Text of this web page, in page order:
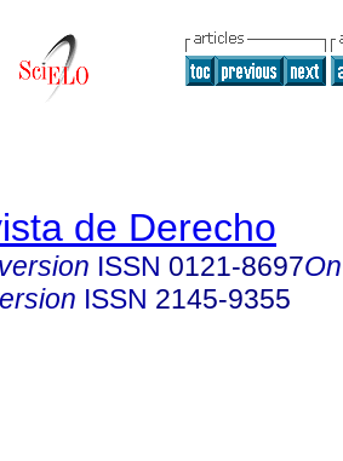
de Derecho
ISSN 0121-8697
ISSN 2145-9355